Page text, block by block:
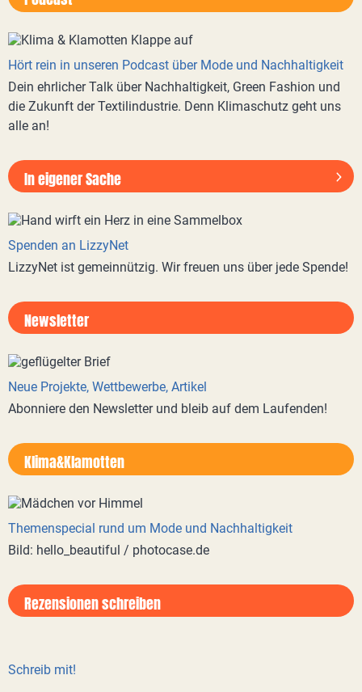
Hört rein in unseren Podcast über Mode und Nachhaltigkeit
Dein ehrlicher Talk über Nachhaltigkeit, Green Fashion und
die Zukunft der Textilindustrie. Denn Klimaschutz geht uns
alle an!
In eigener Sache
Spenden an LizzyNet
LizzyNet ist gemeinnützig. Wir freuen uns über jede Spende!
Newsletter
Neue Projekte, Wettbewerbe, Artikel
Abonniere den Newsletter und bleib auf dem Laufenden!
Klima&Klamotten
Themenspecial rund um Mode und Nachhaltigkeit
Bild: hello_beautiful / photocase.de
Rezensionen schreiben
Schreib mit!